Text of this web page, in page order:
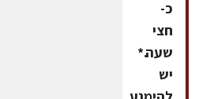
כ-
חצי
שעה.*
יש